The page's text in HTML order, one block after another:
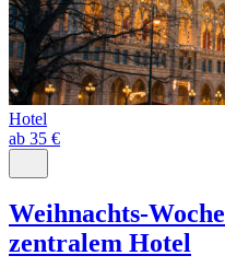
Hotel
ab 35 €
Weihnachts-
zentralem Hotel